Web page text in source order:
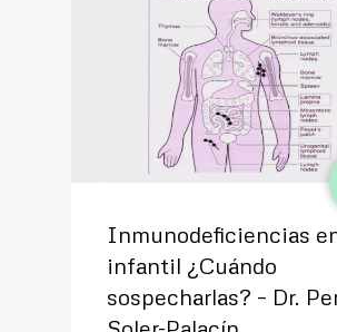
Inmunodeficiencias
infantil ¿Cuándo
sospecharlas? – Dr.